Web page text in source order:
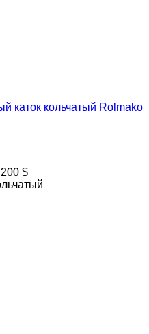
каток кольчатый Rolmako
$